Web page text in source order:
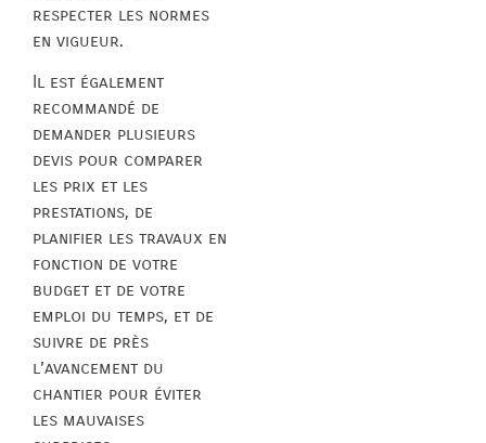
respecter les normes
en vigueur.
Il est également
recommandé de
demander plusieurs
devis pour comparer
les prix et les
prestations, de
planifier les travaux en
fonction de votre
budget et de votre
emploi du temps, et de
suivre de près
l’avancement du
chantier pour éviter
les mauvaises